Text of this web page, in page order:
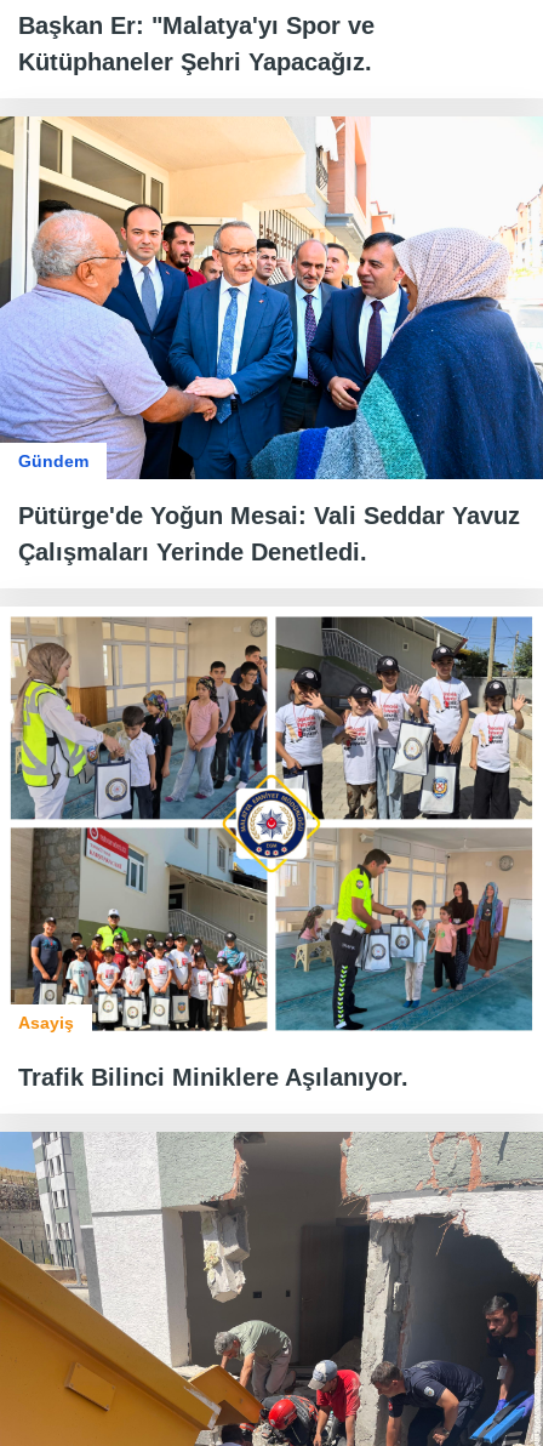
Başkan Er: "Malatya'yı Spor ve
Kütüphaneler Şehri Yapacağız.
Gündem
Pütürge'de Yoğun Mesai: Vali Seddar Yavuz
Çalışmaları Yerinde Denetledi.
Asayiş
Trafik Bilinci Miniklere Aşılanıyor.